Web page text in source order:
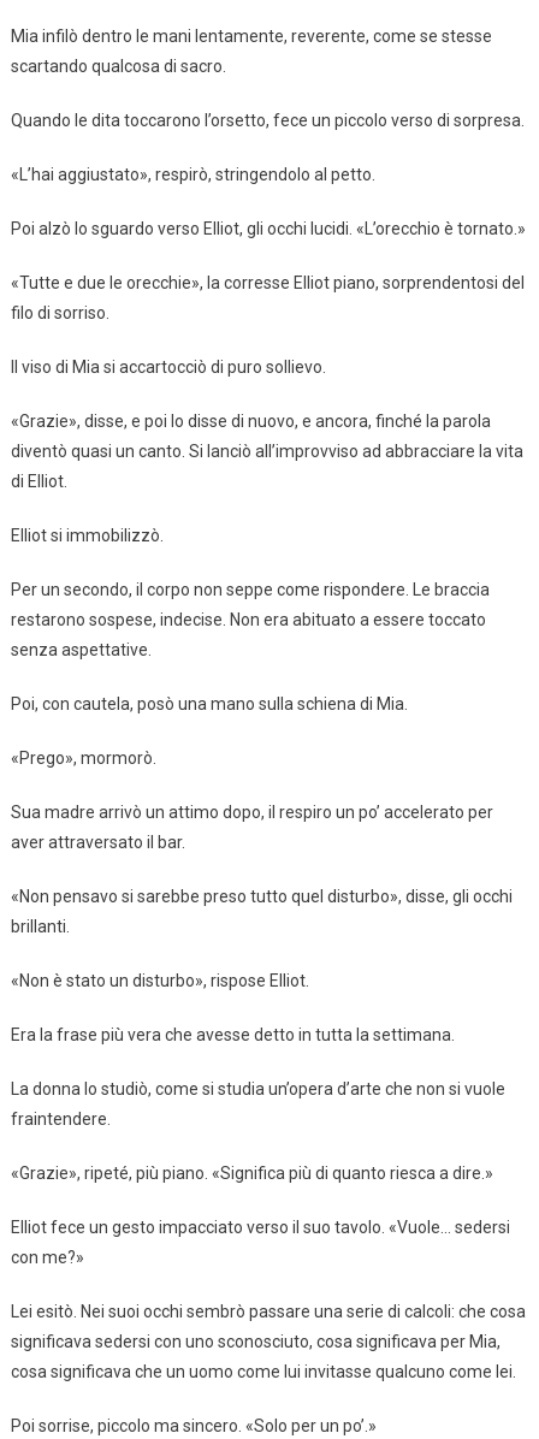
Mia infilò dentro le mani lentamente, reverente, come se stesse
scartando qualcosa di sacro.
Quando le dita toccarono l’orsetto, fece un piccolo verso di sorpresa.
«L’hai aggiustato», respirò, stringendolo al petto.
Poi alzò lo sguardo verso Elliot, gli occhi lucidi. «L’orecchio è tornato.»
«Tutte e due le orecchie», la corresse Elliot piano, sorprendentosi del
filo di sorriso.
Il viso di Mia si accartocciò di puro sollievo.
«Grazie», disse, e poi lo disse di nuovo, e ancora, finché la parola
diventò quasi un canto. Si lanciò all’improvviso ad abbracciare la vita
di Elliot.
Elliot si immobilizzò.
Per un secondo, il corpo non seppe come rispondere. Le braccia
restarono sospese, indecise. Non era abituato a essere toccato
senza aspettative.
Poi, con cautela, posò una mano sulla schiena di Mia.
«Prego», mormorò.
Sua madre arrivò un attimo dopo, il respiro un po’ accelerato per
aver attraversato il bar.
«Non pensavo si sarebbe preso tutto quel disturbo», disse, gli occhi
brillanti.
«Non è stato un disturbo», rispose Elliot.
Era la frase più vera che avesse detto in tutta la settimana.
La donna lo studiò, come si studia un’opera d’arte che non si vuole
fraintendere.
«Grazie», ripeté, più piano. «Significa più di quanto riesca a dire.»
Elliot fece un gesto impacciato verso il suo tavolo. «Vuole… sedersi
con me?»
Lei esitò. Nei suoi occhi sembrò passare una serie di calcoli: che cosa
significava sedersi con uno sconosciuto, cosa significava per Mia,
cosa significava che un uomo come lui invitasse qualcuno come lei.
Poi sorrise, piccolo ma sincero. «Solo per un po’.»